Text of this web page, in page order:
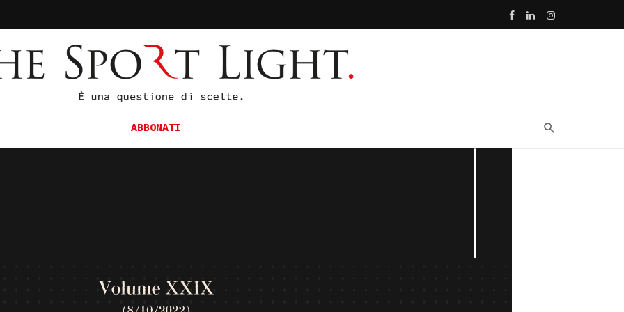
ABBONATI